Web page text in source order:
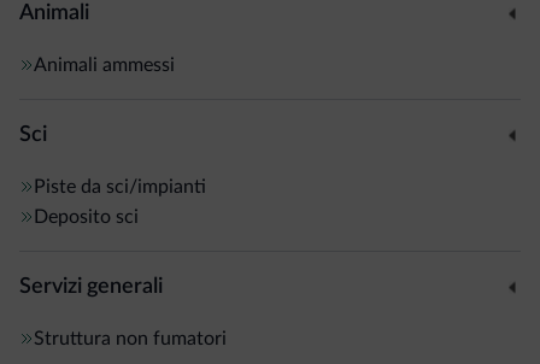
Animali
Animali ammessi
Sci
Piste da sci/impianti
Deposito sci
Servizi generali
Struttura non fumatori